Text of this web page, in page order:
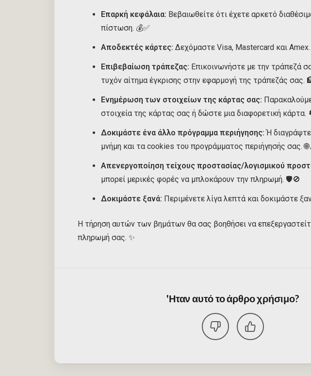
Επαρκή κεφάλαια: Βεβαιωθείτε ότι έχετε αρκετό
πίστωση. 💰✅
Αποδεκτές κάρτες: Δεχόμαστε Visa, Mastercard και Amex.
Επιβεβαίωση τράπεζας: Επικοινωνήστε με την τράπεζά
τυχόν αίτημα έγκρισης στην εφαρμογή της τράπεζάς σας.
Ενημέρωση των στοιχείων της κάρτας σας:
στοιχεία της κάρτας σας ή δώστε μια διαφορετική κάρτα.
Δοκιμάστε ένα άλλο πρόγραμμα περιήγησης:Ή
μνήμη και τα cookies του προγράμματος περιήγησής σας.
Απενεργοποίηση τείχους προστασίας/λογισμικού
μπορεί μερικές φορές να μπλοκάρουν την πληρωμή. 🛡️🚫
Δοκιμάστε ξανά: Περιμένετε λίγα λεπτά και δοκιμάστε
Η τήρηση αυτών των βημάτων θα σας βοηθήσει να
πληρωμή σας. ✨
'Ηταν αυτό το άρθρο χρήσιμο?